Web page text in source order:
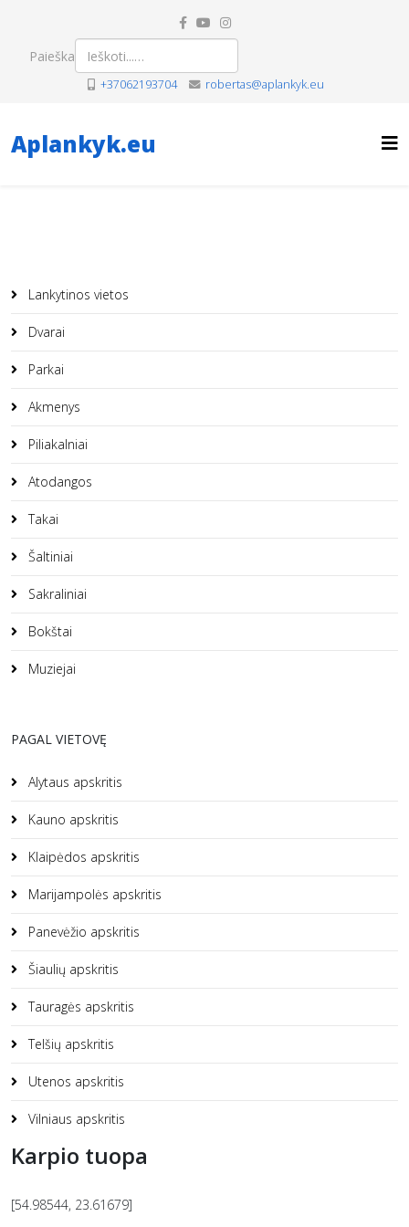
Paieška
+37062193704 robertas@aplankyk.eu
Aplankyk.eu
Lankytinos vietos
Dvarai
Parkai
Akmenys
Piliakalniai
Atodangos
Takai
Šaltiniai
Sakraliniai
Bokštai
Muziejai
PAGAL VIETOVĘ
Alytaus apskritis
Kauno apskritis
Klaipėdos apskritis
Marijampolės apskritis
Panevėžio apskritis
Šiaulių apskritis
Tauragės apskritis
Telšių apskritis
Utenos apskritis
Vilniaus apskritis
Karpio tuopa
[54.98544, 23.61679]